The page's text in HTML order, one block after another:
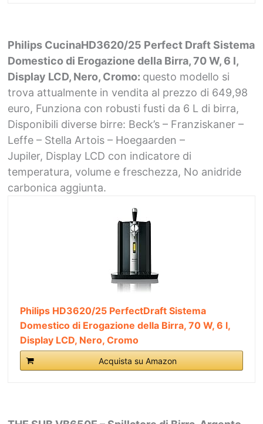
Philips CucinaHD3620/25 Perfect Draft Sistema
Domestico di Erogazione della Birra, 70 W, 6 l,
Display LCD, Nero, Cromo: questo modello si
trova attualmente in vendita al prezzo di 649,98
euro, Funziona con robusti fusti da 6 L di birra,
Disponibili diverse birre: Beck’s – Franziskaner –
Leffe – Stella Artois – Hoegaarden –
Jupiler, Display LCD con indicatore di
temperatura, volume e freschezza, No anidride
carbonica aggiunta.
Philips HD3620/25 PerfectDraft Sistema
Domestico di Erogazione della Birra, 70 W, 6 l,
Display LCD, Nero, Cromo
Acquista su Amazon